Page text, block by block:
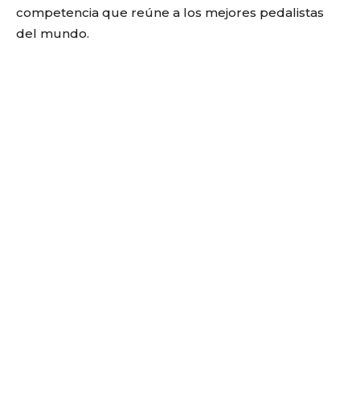
competencia que reúne a los mejores pedalistas
del mundo.